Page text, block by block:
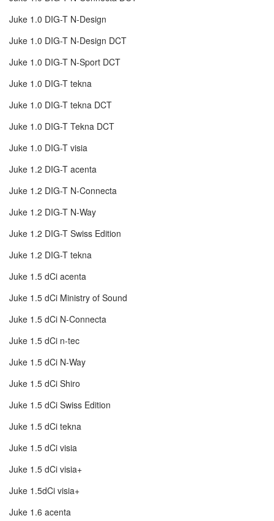
Juke 1.0 DIG-T N-Design
Juke 1.0 DIG-T N-Design DCT
Juke 1.0 DIG-T N-Sport DCT
Juke 1.0 DIG-T tekna
Juke 1.0 DIG-T tekna DCT
Juke 1.0 DIG-T Tekna DCT
Juke 1.0 DIG-T visia
Juke 1.2 DIG-T acenta
Juke 1.2 DIG-T N-Connecta
Juke 1.2 DIG-T N-Way
Juke 1.2 DIG-T Swiss Edition
Juke 1.2 DIG-T tekna
Juke 1.5 dCi acenta
Juke 1.5 dCi Ministry of Sound
Juke 1.5 dCi N-Connecta
Juke 1.5 dCi n-tec
Juke 1.5 dCi N-Way
Juke 1.5 dCi Shiro
Juke 1.5 dCi Swiss Edition
Juke 1.5 dCi tekna
Juke 1.5 dCi visia
Juke 1.5 dCi visia+
Juke 1.5dCi visia+
Juke 1.6 acenta